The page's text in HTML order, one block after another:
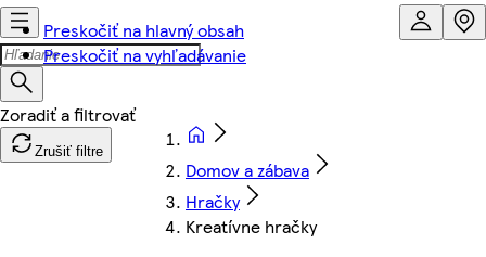
Preskočiť na hlavný obsah
Preskočiť na vyhľadávanie
Zrušiť filtre
Domov a zábava
Hračky
Kreatívne hračky